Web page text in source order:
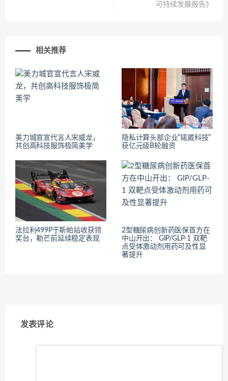
可持续发展报告》
相关推荐
美力城官宣代言人宋威龙，
共创高科技服饰极简美学
隐私计算头部企业“锘崴科技”
获亿元级B轮融资
法拉利499P于斯帕站收获领
奖台，勒芒前延续稳定表现
2型糖尿病创新药医保首方在
中山开出： GIP/GLP-1 双靶
点受体激动剂用药可及性显
著提升
发表评论